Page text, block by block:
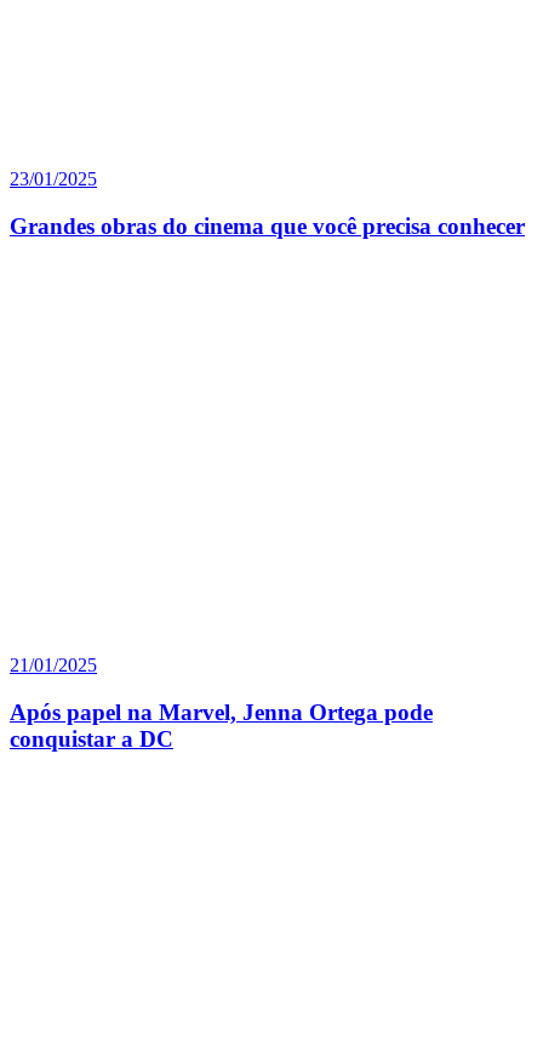
23/01/2025
Grandes obras do cinema que você precisa conhecer
21/01/2025
Após papel na Marvel, Jenna Ortega pode
conquistar a DC